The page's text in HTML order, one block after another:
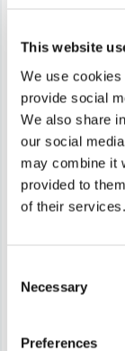
This website
We use
provide social
We also share
our social
may combine it
provided to
of their services.
Selection
Necessary
Preferences
Hozelock
1 454 kr
911 kr